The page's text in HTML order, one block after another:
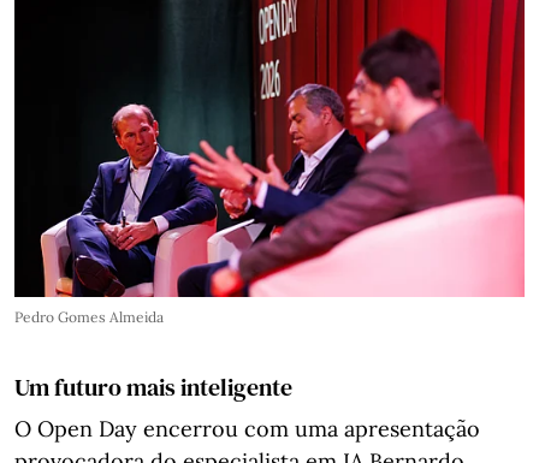
Pedro Gomes Almeida
Um futuro mais inteligente
O Open Day encerrou com uma apresentação